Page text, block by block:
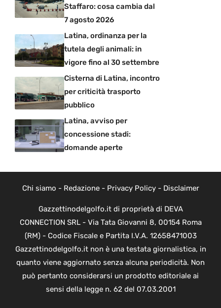
Staffaro: cosa cambia dal
7 agosto 2026
Latina, ordinanza per la
tutela degli animali: in
vigore fino al 30 settembre
Cisterna di Latina, incontro
per criticità trasporto
pubblico
Latina, avviso per
concessione stadi:
domande aperte
Chi siamo - Redazione- Privacy Policy- Disclaimer
Gazzettinodelgolfo.it di proprietà di DEVA
CONNECTION SRL - Via Tata Giovanni 8, 00154 Roma
(RM) - Codice Fiscale e Partita I.V.A. 12658471003
Gazzettinodelgolfo.it non è una testata giornalistica, in
quanto viene aggiornato senza alcuna periodicità. Non
può pertanto considerarsi un prodotto editoriale ai
sensi della legge n. 62 del 07.03.2001